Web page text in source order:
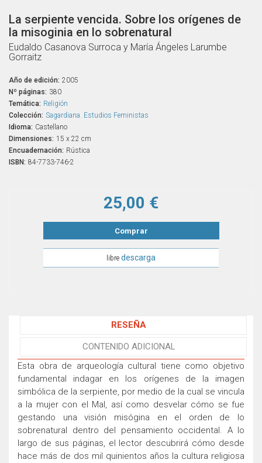
La serpiente vencida. Sobre los orígenes de
la misoginia en lo sobrenatural
Eudaldo Casanova Surroca y María Ángeles Larumbe
Gorraitz
Año de edición: 2005
Nº páginas: 380
Temática: Religión
Colección: Sagardiana. Estudios Feministas
Idioma: Castellano
Dimensiones: 15 x 22 cm
Encuadernación: Rústica
ISBN: 84-7733-746-2
25,00 €
Comprar
libre descarga
RESEÑA
CONTENIDO ADICIONAL
Esta obra de arqueología cultural tiene como objetivo
fundamental indagar en los orígenes de la imagen
simbólica de la serpiente, por medio de la cual se vincula
a la mujer con el Mal, así como desvelar cómo se fue
gestando una visión misógina en el orden de lo
sobrenatural dentro del pensamiento occidental. A lo
largo de sus páginas, el lector descubrirá cómo desde
hace más de dos mil quinientos años la cultura religiosa